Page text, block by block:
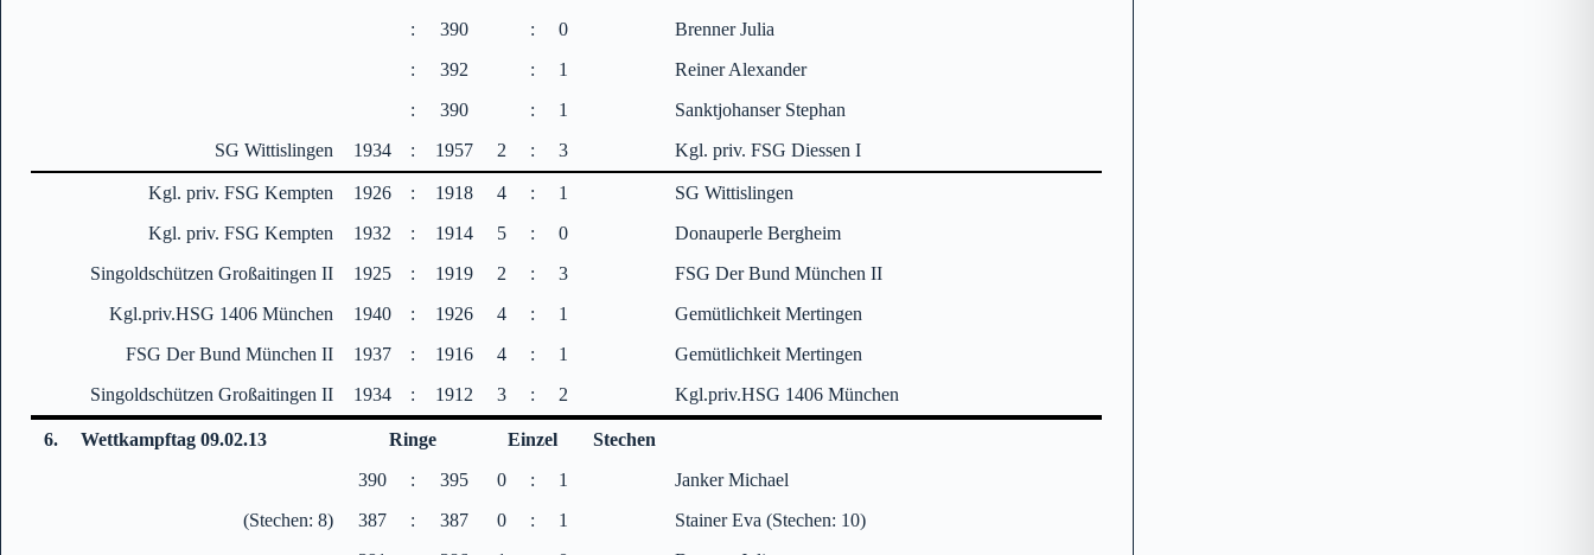
:
390 : 0
Brenner Julia
:
392 : 1
Reiner Alexander
:
390 : 1
Sanktjohanser Stephan
SG Wittislingen
1934 : 1957 2 : 3 Kgl. priv. FSG Diessen I
Kgl. priv. FSG Kempten 1926 : 1918 4 : 1
SG Wittislingen
Kgl. priv. FSG Kempten
1932 : 1914 5 : 0
Donauperle Bergheim
Singoldschützen Großaitingen II
1925 : 1919 2 : 3
FSG Der Bund München II
Kgl.priv.HSG 1406 München
1940 : 1926 4 : 1
Gemütlichkeit Mertingen
FSG Der Bund München II
1937 : 1916 4 : 1
Gemütlichkeit Mertingen
Singoldschützen Großaitingen II
1934 : 1912 3 : 2 Kgl.priv.HSG 1406 München
6. Wettkampftag 09.02.13 Ringe Einzel
Stechen
390
: 395 0 : 1
Janker Michael
(Stechen: 8)
387 : 387 0 : 1
Stainer Eva (Stechen: 10)